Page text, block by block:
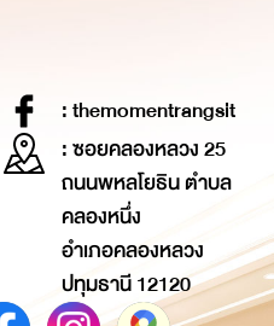
: themomentrangsit
: ซอยคลองหลวง 25
ถนนพหลโยธิน ตำบล
คลองหนึ่ง
อำเภอคลองหลวง
ปทุมธานี 12120